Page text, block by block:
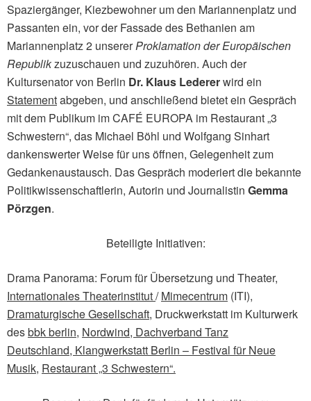
Spaziergänger, Kiezbewohner um den Mariannenplatz und
Passanten ein, vor der Fassade des Bethanien am
Mariannenplatz 2 unsererProklamation der Europäischen
Republikzuzuschauen und zuzuhören. Auch der
Kultursenator von Berlin Dr. Klaus Ledererwird ein
Statementabgeben, und anschließend bietet ein Gespräch
mit dem Publikum im CAFÉ EUROPA im Restaurant „3
Schwestern“, das Michael Böhl und Wolfgang Sinhart
dankenswerter Weise für uns öffnen, Gelegenheit zum
Gedankenaustausch. Das Gespräch moderiert die bekannte
Politikwissenschaftlerin, Autorin und Journalistin Gemma
Pörzgen.
Beteiligte Initiativen:
Drama Panorama: Forum für Übersetzung und Theater,
Internationales Theaterinstitut/Mimecentrum (ITI),
Dramaturgische Gesellschaft, Druckwerkstatt im Kulturwerk
desbbk berlin, Nordwind, Dachverband Tanz
Deutschland, Klangwerkstatt Berlin – Festival für Neue
Musik, Restaurant „3 Schwestern“.